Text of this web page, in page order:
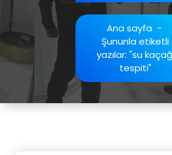
Ana sayfa-
Şununla etiketli
yazılar: "su
tespiti"